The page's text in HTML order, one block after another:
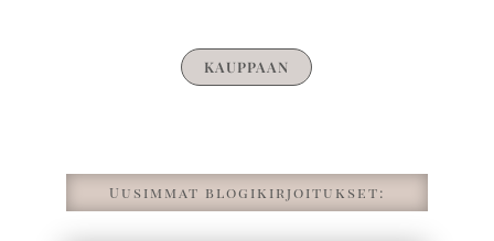
KAUPPAAN
Uusimmat blogikirjoitukset: